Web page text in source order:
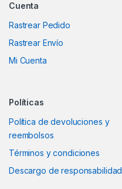
Cuenta
Rastrear Pedido
Rastrear Envío
Mi Cuenta
Políticas
Política de devoluciones y
reembolsos
Términos y condiciones
Descargo de responsabilidad